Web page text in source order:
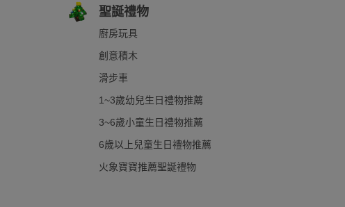
聖誕禮物
廚房玩具
創意積木
滑步車
1~3歲幼兒生日禮物推薦
3~6歲小童生日禮物推薦
6歲以上兒童生日禮物推薦
火象寶寶推薦聖誕禮物